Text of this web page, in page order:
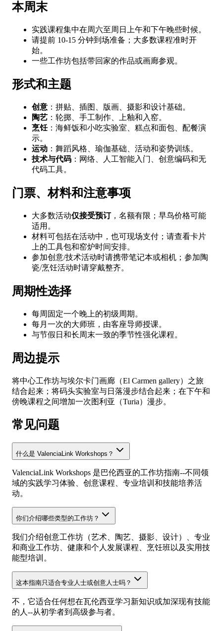
本周末
实践课程集中在周六至周日上午和下午晚些时候。
请提前 10-15 分钟到场准备；大多数课程准时开
始。
一些工作坊包括带回家的作品或画廊参观。
形式和主题
创意 ：拼贴、插图、版画、摄影和设计基础。
陶艺 ：轮掷、手工制作、上釉和入窑。
烹饪：海鲜饭和小吃实验室、糕点和面包、配餐演
示。
运动 ：舞蹈风格、瑜伽基础、活动和姿势训练。
技术与代码 ：网络、人工智能入门、创意编码和无
代码工具。
门票、材料和注意事项
大多数活动仅接受预订，名额有限；早鸟价格可能
适用。
材料可包括在活动中，也可现场支付；请查看卡片
上的工具包和窑炉时间安排。
参加创意/技术活动时请携带笔记本或相机；参加陶
瓷/烹饪活动时请穿戴整齐。
周期性选择
每周固定一个晚上的初级周期。
每月一次的大师班，由客座导师授课。
与节假日和长周末一致的季节性强化课程。
周边提示
将中心工作坊与埃尔卡门画廊（El Carmen gallery）之旅
结合起来；将码头实验室与日落漫步结合起来；在下午和
傍晚课程之间增加一次图利亚（Turia）漫步。
常见问题
什么是 ValenciaLink Workshops？
ValenciaLink Workshops 是巴伦西亚的工作坊指南--不同领
域的实践学习体验、创意课程、专业培训和技能培养活
动。
你们介绍哪些类型的工作坊？
我们介绍创意工作坊（艺术、陶艺、摄影、设计）、专业
和商业工作坊、健康和个人发展课程、烹饪班以及实用技
能型培训。
这本指南只适合专业人士或创意人士吗？
不，它适合任何想在瓦伦西亚学习新知识或加深现有技能
的人--从初学者到高级参与者。